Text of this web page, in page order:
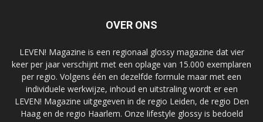
OVER ONS
LEVEN! Magazine is een regionaal glossy magazine dat vier
keer per jaar verschijnt met een oplage van 15.000 exemplaren
per regio. Volgens één en dezelfde formule maar met een
individuele werkwijze, inhoud en uitstraling wordt er een
LEVEN! Magazine uitgegeven in de regio Leiden, de regio Den
Haag en de regio Haarlem. Onze lifestyle glossy is bedoeld